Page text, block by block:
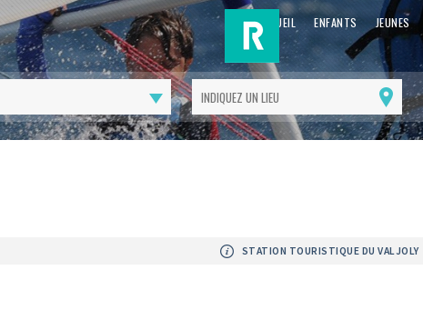
ACCUEIL ENFANTS JEUNES
Me
STATION TOURISTIQUE DU VALJOLY